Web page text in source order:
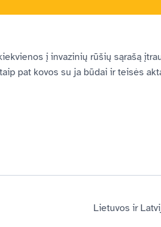
į invazinių rūšių sąrašą
pat kovos su ja būdai ir teisės